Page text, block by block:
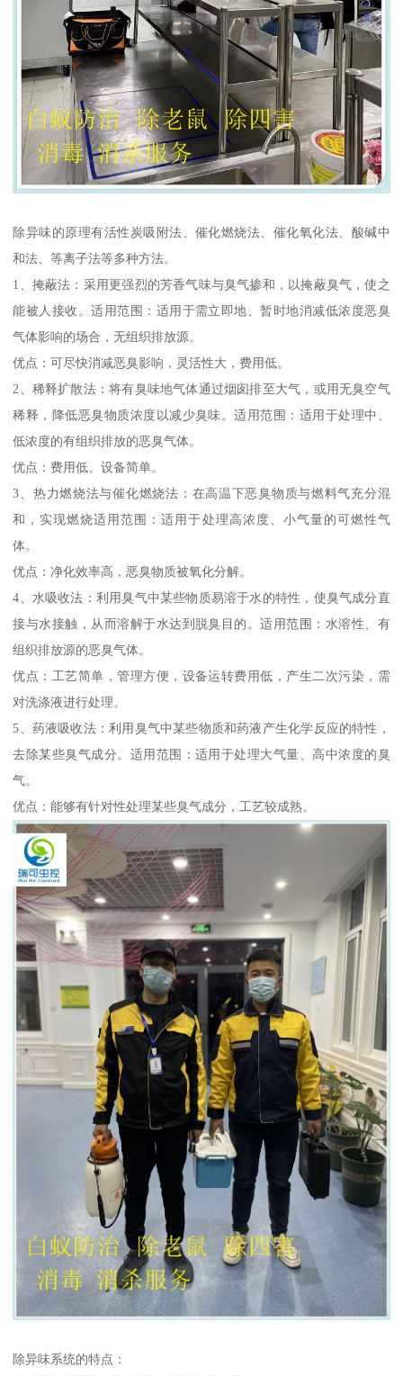
除异味的原理有活性炭吸附法、催化燃烧法、催化氧化法、酸碱中
和法、等离子法等多种方法。
1、掩蔽法：采用更强烈的芳香气味与臭气掺和，以掩蔽臭气，使之
能被人接收。适用范围：适用于需立即地、暂时地消减低浓度恶臭
气体影响的场合，无组织排放源。
优点：可尽快消减恶臭影响，灵活性大，费用低。
2、稀释扩散法：将有臭味地气体通过烟囱排至大气，或用无臭空气
稀释，降低恶臭物质浓度以减少臭味。适用范围：适用于处理中、
低浓度的有组织排放的恶臭气体。
优点：费用低、设备简单。
3、热力燃烧法与催化燃烧法：在高温下恶臭物质与燃料气充分混
和，实现燃烧适用范围：适用于处理高浓度、小气量的可燃性气
体。
优点：净化效率高，恶臭物质被氧化分解。
4、水吸收法：利用臭气中某些物质易溶于水的特性，使臭气成分直
接与水接触，从而溶解于水达到脱臭目的。适用范围：水溶性、有
组织排放源的恶臭气体。
优点：工艺简单，管理方便，设备运转费用低，产生二次污染，需
对洗涤液进行处理。
5、药液吸收法：利用臭气中某些物质和药液产生化学反应的特性，
去除某些臭气成分。适用范围：适用于处理大气量、高中浓度的臭
气。
优点：能够有针对性处理某些臭气成分，工艺较成熟。
除异味系统的特点：